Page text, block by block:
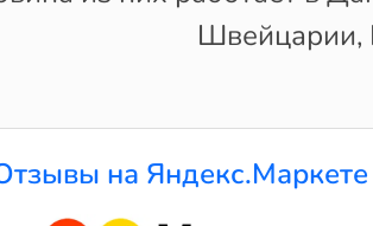
Швейцарии,
на Яндекс.Маркете